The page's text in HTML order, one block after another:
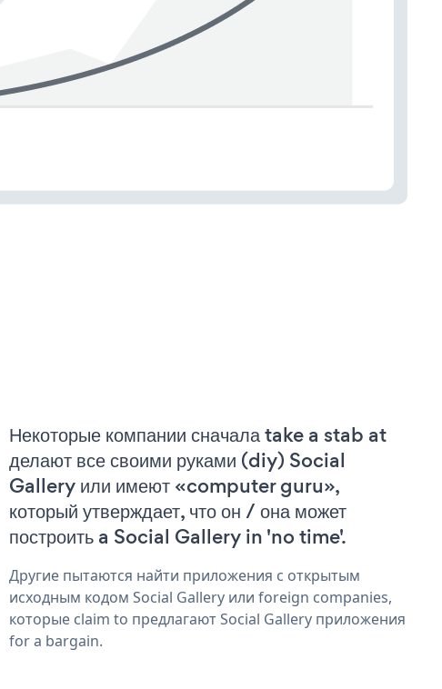
Некоторые компании сначала take a stab at
делают все своими руками (diy) Social
Gallery или имеют «computer guru»,
который утверждает, что он / она может
построить a Social Gallery in 'no time'.
Другие пытаются найти приложения с открытым
исходным кодом Social Gallery или foreign companies,
которые claim to предлагают Social Gallery приложения
for a bargain.